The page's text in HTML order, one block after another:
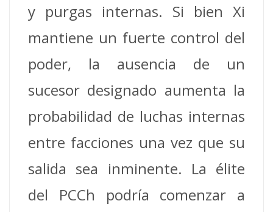
y purgas internas. Si bien Xi
mantiene un fuerte control del
poder, la ausencia de un
sucesor designado aumenta la
probabilidad de luchas internas
entre facciones una vez que su
salida sea inminente. La élite
del PCCh podría comenzar a